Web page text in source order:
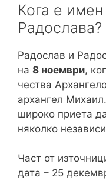
Кога е
Радослава?
Радослав и
на 8 ноември,
чества
архангел
широко приета
няколко
Част от
дата – 25